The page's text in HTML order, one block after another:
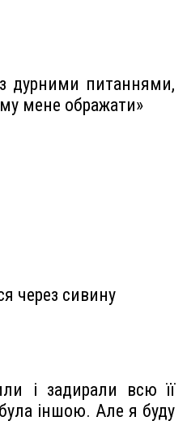
дурними питаннями,
мене ображати»
через сивину
і задирали всю її
іншою. Але я буду